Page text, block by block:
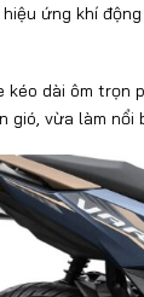
ứng khí
kéo dài ôm trọn
gió, vừa làm